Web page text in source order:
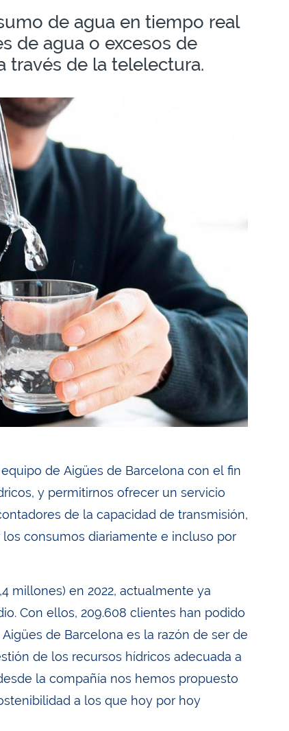
de agua en tiempo real
de agua o excesos de
través de la telelectura.
de Aigües de Barcelona con el fin
y permitirnos ofrecer un servicio
de la capacidad de transmisión,
consumos diariamente e incluso por
millones) en 2022, actualmente ya
Con ellos, 209.608 clientes han podido
de Barcelona es la razón de ser de
de los recursos hídricos adecuada a
la compañía nos hemos propuesto
a los que hoy por hoy